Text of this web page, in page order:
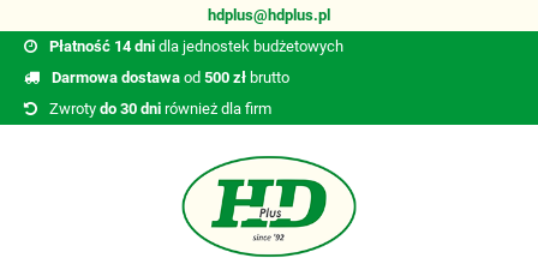
hdplus@hdplus.pl
Płatność 14 dni dla jednostek budżetowych
Darmowa dostawa od 500 zł brutto
Zwroty do 30 dni również dla firm